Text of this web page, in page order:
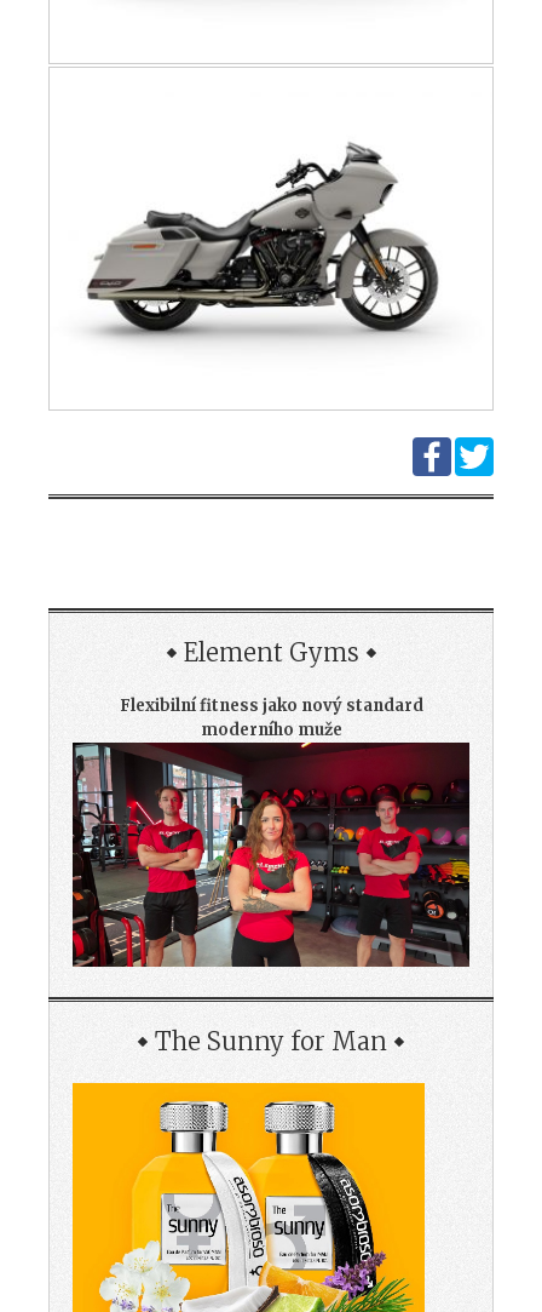
Element Gyms
Flexibilní fitness jako nový standard
moderního muže
The Sunny for Man